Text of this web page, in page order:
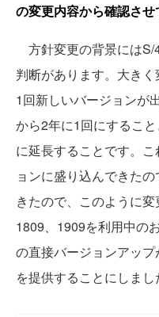
の変更内容から確認させ
方針変更の背景にはS/
判断があります。大き
1回新しいバージョンが
から2年に1回にするこ
に延長することです。
ョンに盛り込んできた
きたので、このように変
1809、1909を利用中の
の直接バージョンアッ
を提供することにしまし